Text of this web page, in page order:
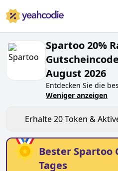
Spartoo 20%
August 2026
Entdecken Sie die
von heute fürAugust
Token beispartoo.de
Erhalten Sie
Gutscheincodes
Weniger anzeigen
Erhalte20Token &
Bester Spartoo
Tages